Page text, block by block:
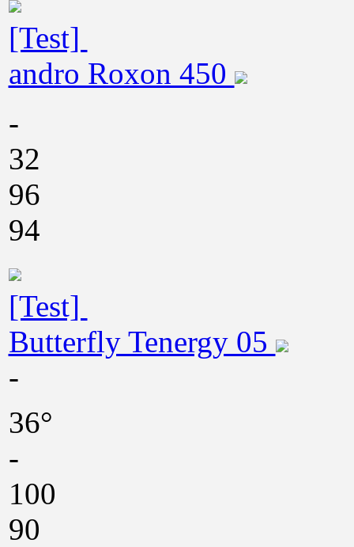
[Test]
andro Roxon 450
-
32
96
94
[Test]
Butterfly Tenergy 05
-
36°
-
100
90